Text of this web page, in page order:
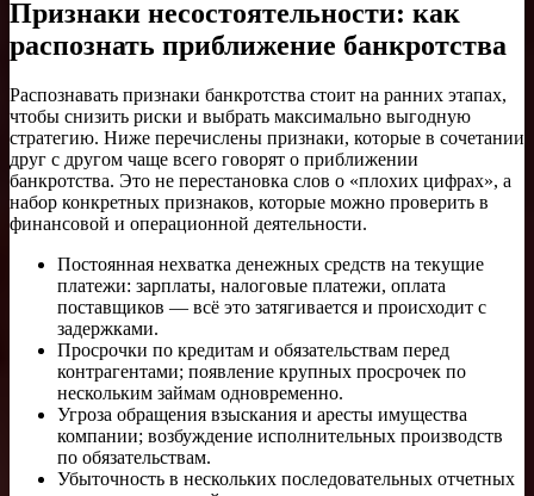
Признаки несостоятельности: как
распознать приближение банкротства
Распознавать признаки банкротства стоит на ранних этапах,
чтобы снизить риски и выбрать максимально выгодную
стратегию. Ниже перечислены признаки, которые в сочетании
друг с другом чаще всего говорят о приближении
банкротства. Это не перестановка слов о «плохих цифрах», а
набор конкретных признаков, которые можно проверить в
финансовой и операционной деятельности.
Постоянная нехватка денежных средств на текущие
платежи: зарплаты, налоговые платежи, оплата
поставщиков — всё это затягивается и происходит с
задержками.
Просрочки по кредитам и обязательствам перед
контрагентами; появление крупных просрочек по
нескольким займам одновременно.
Угроза обращения взыскания и аресты имущества
компании; возбуждение исполнительных производств
по обязательствам.
Убыточность в нескольких последовательных отчетных